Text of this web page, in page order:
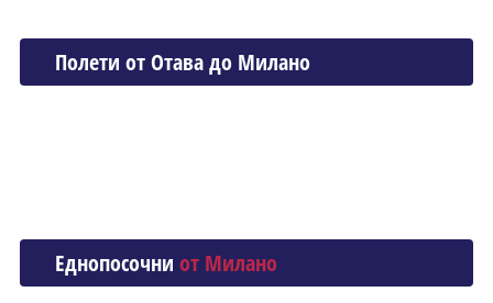
Полети от Отава до Миланo
Еднопосочни от Миланo